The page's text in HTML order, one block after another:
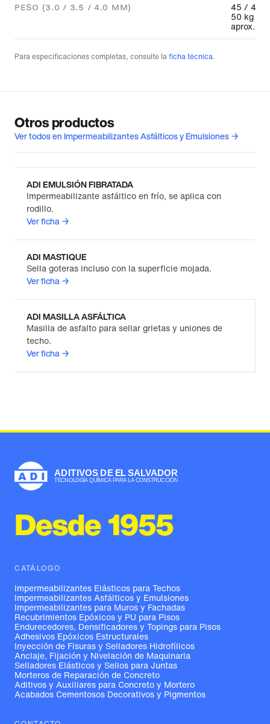
PESO (3.0 / 3.5 / 4.0 MM) 45 / 48 /
50 kg
aprox.
Para especificaciones completas, consulte laficha técnica.
Otros productos
Ver todos en Impermeabilizantes Asfálticos y Emulsiones →
ADI EMULSIÓN FIBRATADA
Impermeabilizante asfáltico en frío, se aplica con
rodillo.
Ver ficha →
ADI MASTIQUE
Sella goteras incluso con la superficie mojada.
Ver ficha →
ADI MASILLA ASFÁLTICA
Masilla de asfalto para sellar grietas y uniones de
techo.
Ver ficha →
Desde 1955
CATÁLOGO
Impermeabilizantes Elásticos para Techos
Impermeabilizantes Asfálticos y Emulsiones
Impermeabilizantes para Muros y Fachadas
Recubrimientos Epóxicos y PU para Pisos
Endurecedores, Densificadores y Topings para Pisos
Adhesivos Epóxicos Estructurales
Inyección de Fisuras y Selladores Hidrofílicos
Anclaje, Fijación y Nivelación de Maquinaria
Selladores Elásticos y Sellos para Juntas
Morteros de Reparación de Concreto
Aditivos y Auxiliares para Concreto y Mortero
Acabados Cementosos Decorativos y Pigmentos